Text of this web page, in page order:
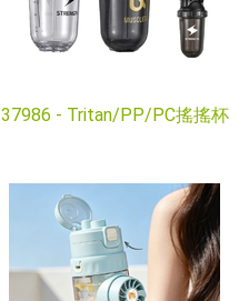
37986 - Tritan/PP/PC搖搖杯